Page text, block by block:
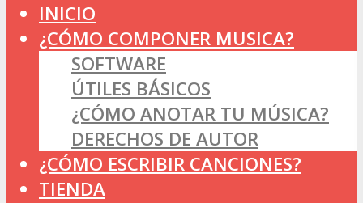
INICIO
¿CÓMO COMPONER MUSICA?
SOFTWARE
ÚTILES BÁSICOS
¿CÓMO ANOTAR TU MÚSICA?
DERECHOS DE AUTOR
¿CÓMO ESCRIBIR CANCIONES?
TIENDA